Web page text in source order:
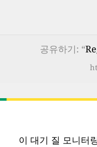
공유하기: “
이 대기 질 모니터